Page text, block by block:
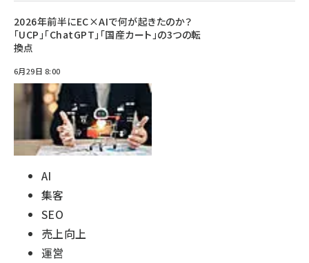
2026年前半にEC×AIで何が起きたのか？
「UCP」「ChatGPT」「国産カート」の3つの転
換点
6月29日 8:00
AI
集客
SEO
売上向上
運営